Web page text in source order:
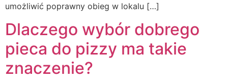
umożliwić poprawny obieg w lokalu […]
Dlaczego wybór dobrego
pieca do pizzy ma takie
znaczenie?